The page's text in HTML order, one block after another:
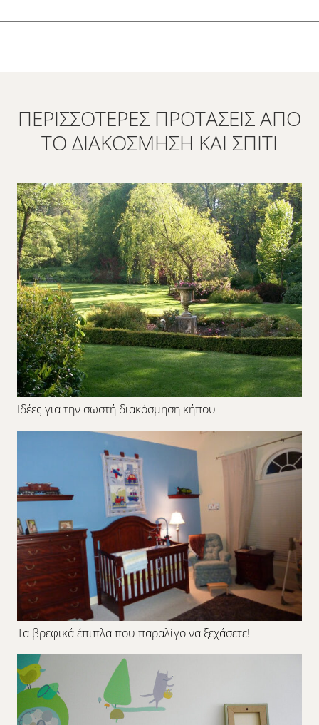
ΠΕΡΙΣΣΌΤΕΡΕΣ ΠΡΟΤΆΣΕΙΣ ΑΠΌ
ΤΟ ΔΙΑΚΌΣΜΗΣΗ ΚΑΙ ΣΠΊΤΙ
Ιδέες για την σωστή διακόσμηση κήπου
Τα βρεφικά έπιπλα που παραλίγο να ξεχάσετε!